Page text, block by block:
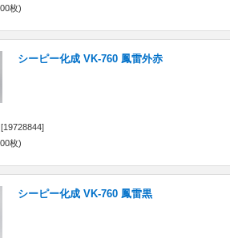
枚
シーピー化成 VK-760 鳳雷外赤
[19728844]
枚
シーピー化成 VK-760 鳳雷黒